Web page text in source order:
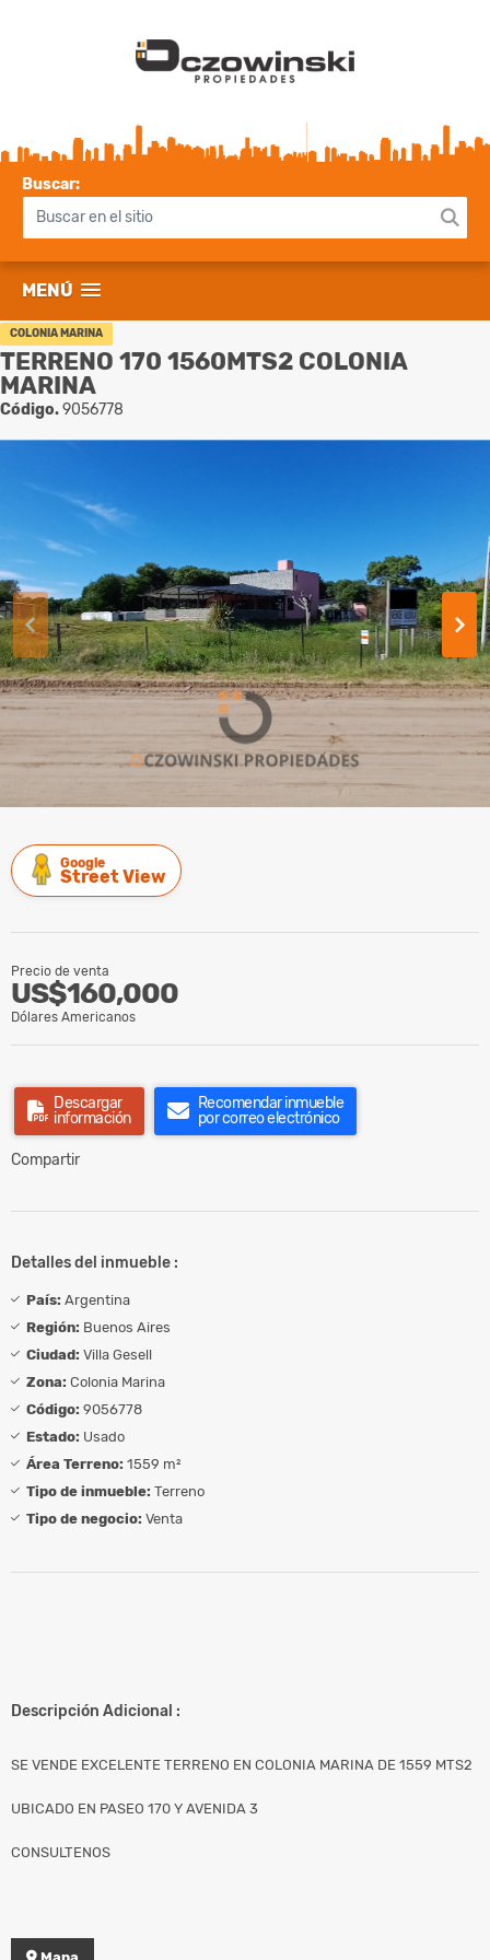
Buscar:
MENÚ
COLONIA MARINA
TERRENO 170 1560MTS2 COLONIA
MARINA
Código.9056778
Google
Street View
Precio de venta
US$160,000
Dólares Americanos
Descargar
información
Recomendar inmueble
por correo electrónico
Compartir
Detalles del inmueble :
País: Argentina
Región: Buenos Aires
Ciudad: Villa Gesell
Zona: Colonia Marina
Código: 9056778
Estado: Usado
Área Terreno: 1559 m²
Tipo de inmueble: Terreno
Tipo de negocio: Venta
Descripción Adicional :
SE VENDE EXCELENTE TERRENO EN COLONIA MARINA DE 1559 MTS2
UBICADO EN PASEO 170 Y AVENIDA 3
CONSULTENOS